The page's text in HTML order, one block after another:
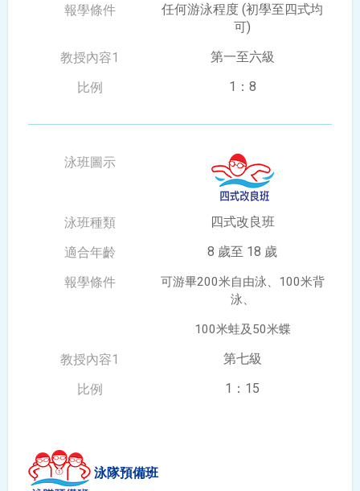
任何游泳程度(初學至四式均
可)
第一至六級
1：8
四式改良班
8 歲至 18 歲
可游畢200米自由泳、100米背
泳、
100米蛙及50米蝶
第七級
1：15
泳隊預備班